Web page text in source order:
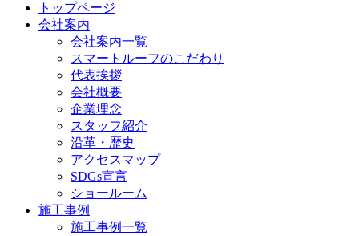
トップページ
会社案内
会社案内一覧
スマートルーフのこだわり
代表挨拶
会社概要
企業理念
スタッフ紹介
沿革・歴史
アクセスマップ
SDGs宣言
ショールーム
施工事例
施工事例一覧